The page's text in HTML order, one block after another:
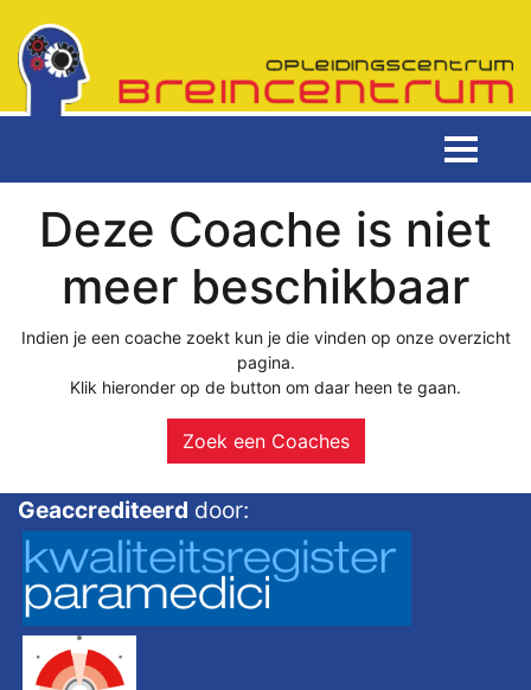
Deze Coache is niet
meer beschikbaar
Indien je een coache zoekt kun je die vinden op onze overzicht
pagina.
Klik hieronder op de button om daar heen te gaan.
Zoek een Coaches
Geaccrediteerd door: